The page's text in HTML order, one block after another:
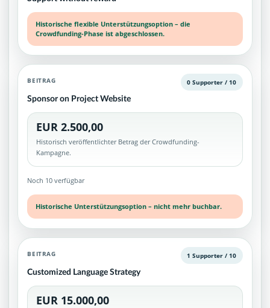
Historische flexible Unterstützungsoption – die
Crowdfunding-Phase ist abgeschlossen.
BEITRAG
Sponsor on Project Website
0 Supporter / 10
EUR 2.500,00
Historisch veröffentlichter Betrag der Crowdfunding-
Kampagne.
Noch 10 verfügbar
Historische Unterstützungsoption – nicht mehr buchbar.
BEITRAG
Customized Language Strategy
1 Supporter / 10
EUR 15.000,00